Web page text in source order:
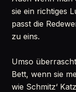
sie ein richtiges
passt die
zu eins.
Umso
Bett, wenn sie
wie Schmitz‘